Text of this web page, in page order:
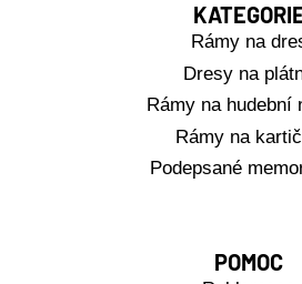
Rámy na
Dresy na
Rámy na hudební
Rámy na
Podepsané
POMOC